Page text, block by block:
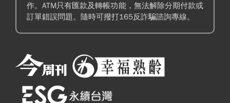
作。ATM只有匯款及轉帳功能，無法解除分期付款或
訂單錯誤問題。隨時可撥打165反詐騙諮詢專線。